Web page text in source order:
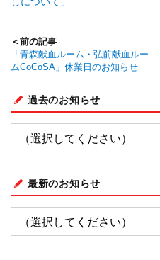
＜前の記事
「青森献血ルーム・弘前献血ルー
ムCoCoSA」休業日のお知らせ
過去のお知らせ
最新のお知らせ